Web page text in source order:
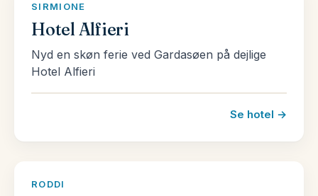
SIRMIONE
Hotel Alfieri
Nyd en skøn ferie ved Gardasøen på dejlige
Hotel Alfieri
Se hotel →
RODDI